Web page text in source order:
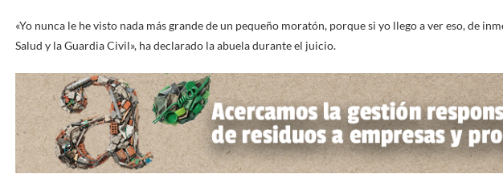
«Yo nunca le he visto nada más grande de un pequeño moratón, porque si yo llego a ver eso, de
Salud y la Guardia Civil», ha declarado la abuela durante el juicio.